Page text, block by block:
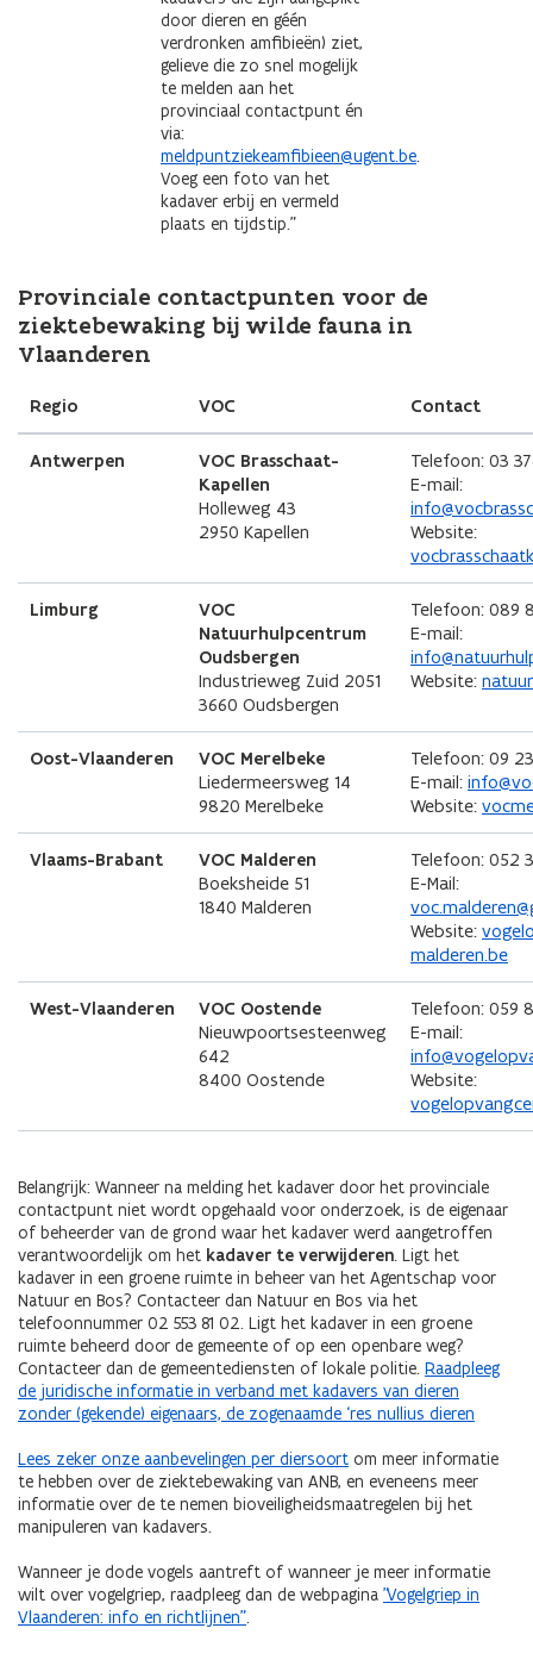
door dieren en géén
verdronken amfibieën) ziet,
gelieve die zo snel mogelijk
te melden aan het
provinciaal contactpunt én
via:
meldpuntziekeamfibieen@ugent.be.
Voeg een foto van het
kadaver erbij en vermeld
plaats en tijdstip."
Provinciale contactpunten voor de
ziektebewaking bij wilde fauna in
Vlaanderen
Regio VOC Contact
Antwerpen
VOC Brasschaat-
Kapellen
Holleweg 43
2950 Kapellen
Telefoon: 03
E-mail:
Website:
Limburg
VOC
Natuurhulpcentrum
Oudsbergen
Industrieweg Zuid 2051
3660 Oudsbergen
Telefoon: 089
E-mail:
Website:
Oost-Vlaanderen VOC Merelbeke
Liedermeersweg 14
9820 Merelbeke
Telefoon: 09
E-mail:
Website:
Vlaams-Brabant VOC Malderen
Boeksheide 51
1840 Malderen
Telefoon: 052
E-Mail:
Website:
malderen.be
West-Vlaanderen VOC Oostende
Nieuwpoortsesteenweg
642
8400 Oostende
Telefoon: 059
E-mail:
Website:
Belangrijk: Wanneer na melding het kadaver door het provinciale
contactpunt niet wordt opgehaald voor onderzoek, is de eigenaar
of beheerder van de grond waar het kadaver werd aangetroffen
verantwoordelijk om het kadaver te verwijderen. Ligt het
kadaver in een groene ruimte in beheer van het Agentschap voor
Natuur en Bos? Contacteer dan Natuur en Bos via het
telefoonnummer 02 553 81 02. Ligt het kadaver in een groene
ruimte beheerd door de gemeente of op een openbare weg?
Contacteer dan de gemeentediensten of lokale politie. Raadpleeg
de juridische informatie in verband met kadavers van dieren
zonder (gekende) eigenaars, de zogenaamde ‘res nullius dieren
Lees zeker onze aanbevelingen per diersoort om meer informatie
te hebben over de ziektebewaking van ANB, en eveneens meer
informatie over de te nemen bioveiligheidsmaatregelen bij het
manipuleren van kadavers.
Wanneer je dode vogels aantreft of wanneer je meer informatie
wilt over vogelgriep, raadpleeg dan de webpagina "Vogelgriep in
Vlaanderen: info en richtlijnen".